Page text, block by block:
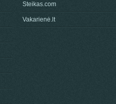
Steikas.com
Vakarienė.lt